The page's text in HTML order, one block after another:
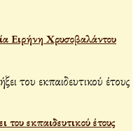
Ειρήνη Χρυσοβαλάντου
εκπαιδευτικού έτους